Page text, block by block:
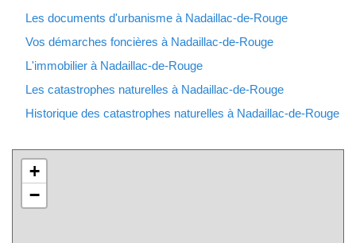
Les documents d'urbanisme à Nadaillac-de-Rouge
Vos démarches foncières à Nadaillac-de-Rouge
L'immobilier à Nadaillac-de-Rouge
Les catastrophes naturelles à Nadaillac-de-Rouge
Historique des catastrophes naturelles à Nadaillac-de-Rouge
+
−